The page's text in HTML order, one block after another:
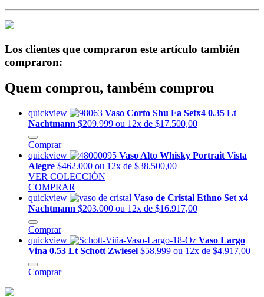
Los clientes que compraron este artículo también
compraron:
Quem comprou, também comprou
quickview
Vaso Corto Shu Fa Setx4 0.35 Lt
Nachtmann $209.999 ou 12x de $17.500,00
Comprar
quickview
Vaso Alto Whisky Portrait Vista
Alegre $462.000 ou 12x de $38.500,00
VER COLECCIÓN
COMPRAR
quickview
Vaso de Cristal Ethno Set x4
Nachtmann $203.000 ou 12x de $16.917,00
Comprar
quickview
Vaso Largo
Vina 0.53 Lt Schott Zwiesel $58.999 ou 12x de $4.917,00
Comprar